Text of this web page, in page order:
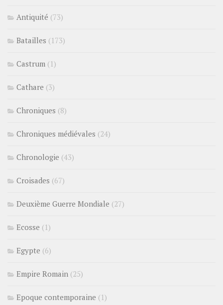
Antiquité (73)
Batailles (173)
Castrum (1)
Cathare (3)
Chroniques (8)
Chroniques médiévales (24)
Chronologie (43)
Croisades (67)
Deuxième Guerre Mondiale (27)
Ecosse (1)
Egypte (6)
Empire Romain (25)
Epoque contemporaine (1)